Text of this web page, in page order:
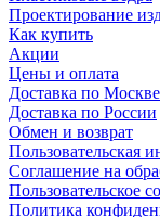
Проектирование
Как купить
Акции
Цены и оплата
Доставка по
Доставка по России
Обмен и возврат
Пользовательская
Соглашение на
Пользовательское
Политика